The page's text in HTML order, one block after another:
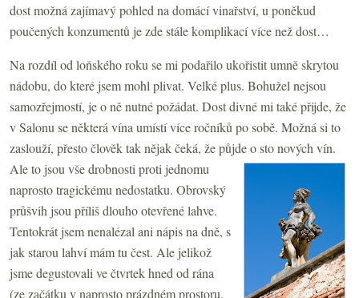
dost možná zajímavý pohled na domácí vinařství, u poněkud
poučených konzumentů je zde stále komplikací více než dost…
Na rozdíl od loňského roku se mi podařilo ukořistit umně skrytou
nádobu, do které jsem mohl plivat. Velké plus. Bohužel nejsou
samozřejmostí, je o ně nutné požádat. Dost divné mi také přijde, že
v Salonu se některá vína umístí více ročníků po sobě. Možná si to
zaslouží, přesto člověk tak nějak čeká, že půjde o sto nových vín.
Ale to jsou vše drobnosti proti jednomu
naprosto tragickému nedostatku. Obrovský
průšvih jsou příliš dlouho otevřené lahve.
Tentokrát jsem nenalézal ani nápis na dně, s
jak starou lahví mám tu čest. Ale jelikož
jsme degustovali ve čtvrtek hned od rána
(ze začátku v naprosto prázdném prostoru,